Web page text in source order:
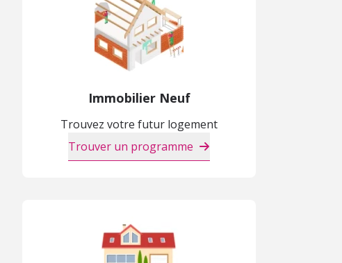
Immobilier Neuf
Trouvez votre futur logement
Trouver un programme